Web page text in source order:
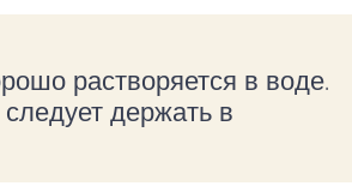
растворяется в воде.
следует держать в